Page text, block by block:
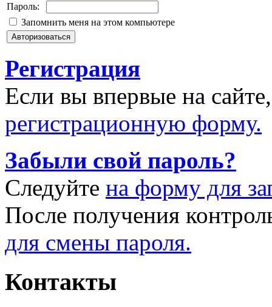
Пароль:
Запомнить меня на этом компьютере
Регистрация
Если вы впервые на
регистрационную форму.
Забыли свой пароль?
Следуйте на форму для
После получения
для смены пароля.
Контакты